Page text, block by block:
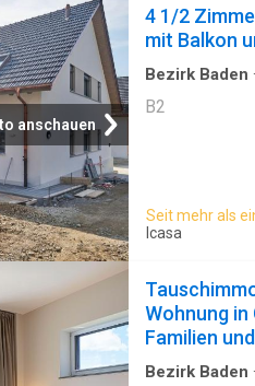
anschauen
4 1/2
mit Balkon
Bezirk Baden ·
B2
Seit mehr als
Icasa
Wohnung
Familien
Bezirk Baden ·